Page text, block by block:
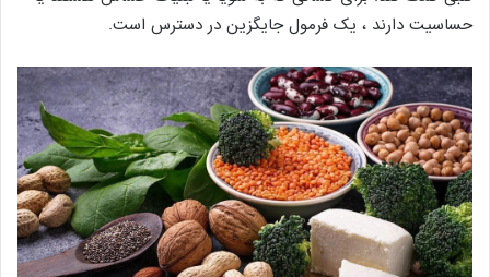
حساسیت دارند ، یک فرمول جایگزین در دسترس است.